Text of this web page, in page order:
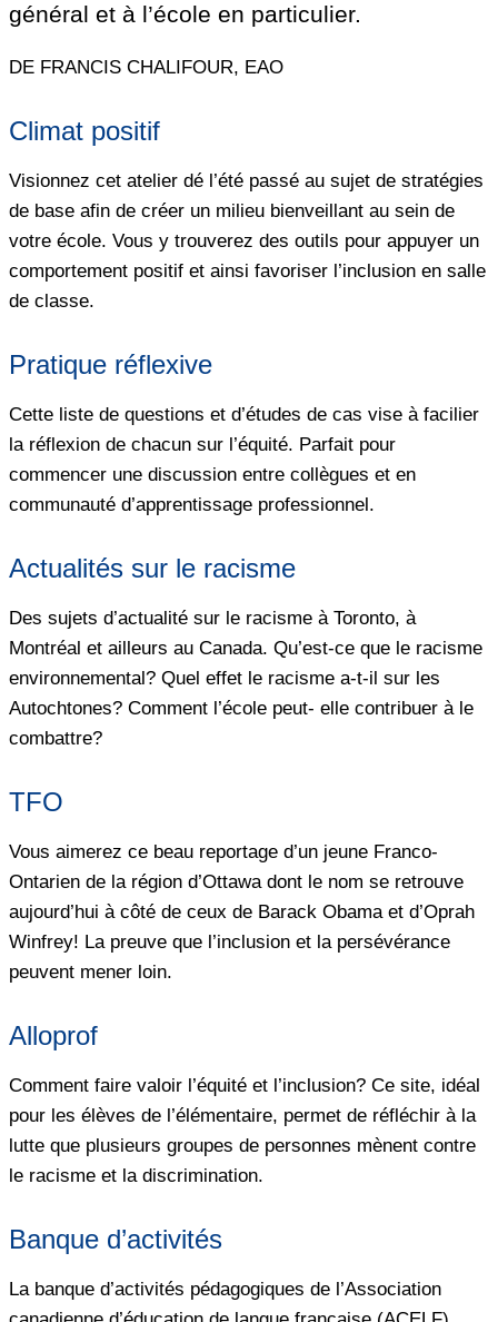
général et à l’école en particulier.
DE FRANCIS CHALIFOUR, EAO
Climat positif
Visionnez cet atelier dé l’été passé au sujet de stratégies
de base afin de créer un milieu bienveillant au sein de
votre école. Vous y trouverez des outils pour appuyer un
comportement positif et ainsi favoriser l’inclusion en salle
de classe.
Pratique réflexive
Cette liste de questions et d’études de cas vise à facilier
la réflexion de chacun sur l’équité. Parfait pour
commencer une discussion entre collègues et en
communauté d’apprentissage professionnel.
Actualités sur le racisme
Des sujets d’actualité sur le racisme à Toronto, à
Montréal et ailleurs au Canada. Qu’est-ce que le racisme
environnemental? Quel effet le racisme a-t-il sur les
Autochtones? Comment l’école peut- elle contribuer à le
combattre?
TFO
Vous aimerez ce beau reportage d’un jeune Franco-
Ontarien de la région d’Ottawa dont le nom se retrouve
aujourd’hui à côté de ceux de Barack Obama et d’Oprah
Winfrey! La preuve que l’inclusion et la persévérance
peuvent mener loin.
Alloprof
Comment faire valoir l’équité et l’inclusion? Ce site, idéal
pour les élèves de l’élémentaire, permet de réfléchir à la
lutte que plusieurs groupes de personnes mènent contre
le racisme et la discrimination.
Banque d’activités
La banque d’activités pédagogiques de l’Association